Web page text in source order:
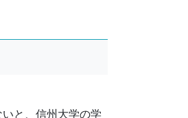
と、信州大学の学